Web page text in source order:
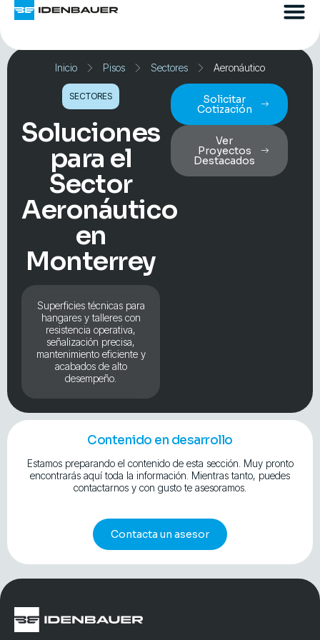
Inicio Pisos Sectores Aeronáutico
SECTORES
Soluciones
para el
Sector
Aeronáutico
en
Monterrey
Superficies técnicas para
hangares y talleres con
resistencia operativa,
señalización precisa,
mantenimiento eficiente y
acabados de alto
desempeño.
Solicitar
Cotización
Ver
Proyectos
Destacados
Contenido en desarrollo
Estamos preparando el contenido de esta sección. Muy pronto
encontrarás aquí toda la información. Mientras tanto, puedes
contactarnos y con gusto te asesoramos.
Contacta un asesor